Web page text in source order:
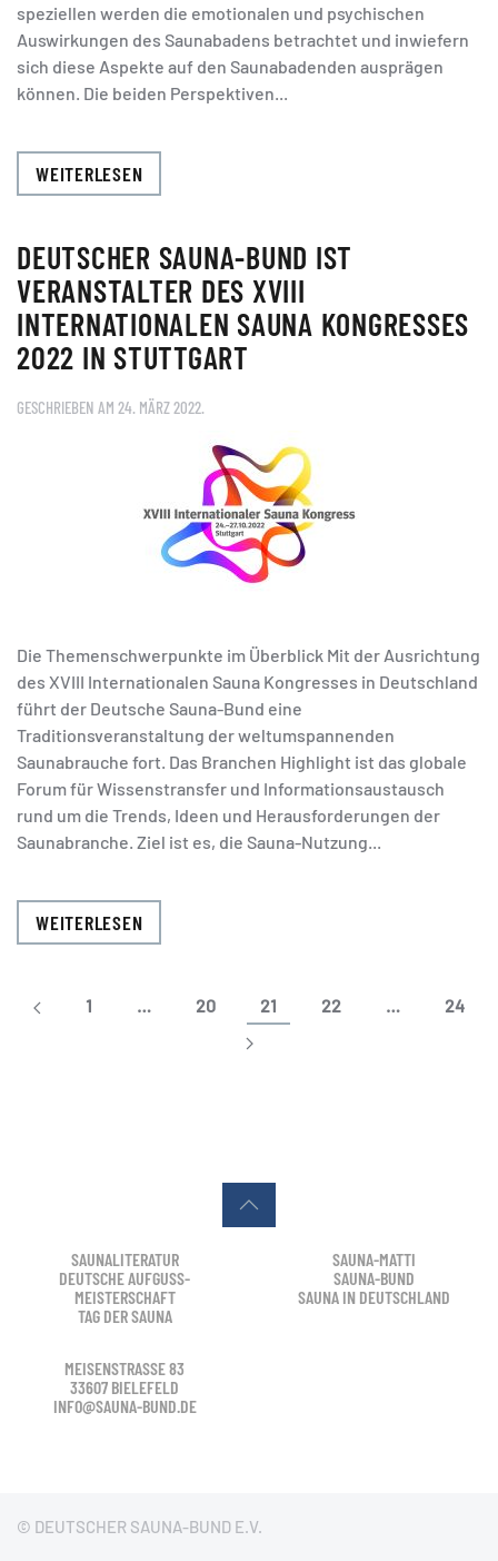
speziellen werden die emotionalen und psychischen
Auswirkungen des Saunabadens betrachtet und inwiefern
sich diese Aspekte auf den Saunabadenden ausprägen
können. Die beiden Perspektiven...
WEITERLESEN
DEUTSCHER SAUNA-BUND IST
VERANSTALTER DES XVIII
INTERNATIONALEN SAUNA KONGRESSES
2022 IN STUTTGART
GESCHRIEBEN AM 24. MÄRZ 2022.
Die Themenschwerpunkte im Überblick Mit der Ausrichtung
des XVIII Internationalen Sauna Kongresses in Deutschland
führt der Deutsche Sauna-Bund eine
Traditionsveranstaltung der weltumspannenden
Saunabrauche fort. Das Branchen Highlight ist das globale
Forum für Wissenstransfer und Informationsaustausch
rund um die Trends, Ideen und Herausforderungen der
Saunabranche. Ziel ist es, die Sauna-Nutzung...
WEITERLESEN
1 … 20 21 22 … 24
SAUNALITERATUR
DEUTSCHE AUFGUSS-
MEISTERSCHAFT
TAG DER SAUNA
SAUNA-MATTI
SAUNA-BUND
SAUNA IN DEUTSCHLAND
MEISENSTRASSE 83
33607 BIELEFELD
INFO@SAUNA-BUND.DE
© DEUTSCHER SAUNA-BUND E.V.